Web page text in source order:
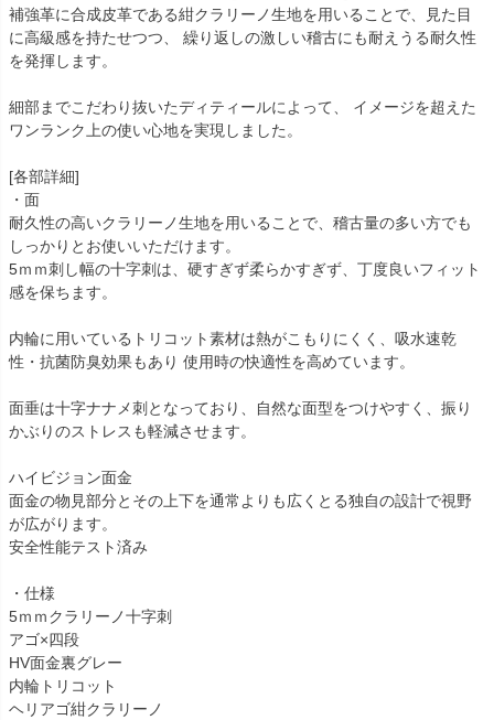
補強革に合成皮革である紺クラリーノ生地を用いることで、見た目
に高級感を持たせつつ、 繰り返しの激しい稽古にも耐えうる耐久性
を発揮します。
細部までこだわり抜いたディティールによって、 イメージを超えた
ワンランク上の使い心地を実現しました。
[各部詳細]
・面
耐久性の高いクラリーノ生地を用いることで、稽古量の多い方でも
しっかりとお使いいただけます。
5ｍｍ刺し幅の十字刺は、硬すぎず柔らかすぎず、丁度良いフィット
感を保ちます。
内輪に用いているトリコット素材は熱がこもりにくく、吸水速乾
性・抗菌防臭効果もあり 使用時の快適性を高めています。
面垂は十字ナナメ刺となっており、自然な面型をつけやすく、振り
かぶりのストレスも軽減させます。
ハイビジョン面金
面金の物見部分とその上下を通常よりも広くとる独自の設計で視野
が広がります。
安全性能テスト済み
・仕様
5ｍｍクラリーノ十字刺
アゴ×四段
HV面金裏グレー
内輪トリコット
ヘリアゴ紺クラリーノ